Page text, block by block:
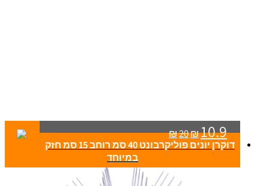
₪20₪10.9
דוקרן יונים פוליקרבונט 40 סמ רוחב 15 סמ חזק
במיוחד